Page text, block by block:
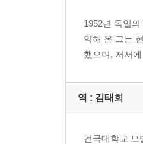
1952년 독일
약해 온 그는
했으며, 저서
역 : 김태희
건국대학교 모